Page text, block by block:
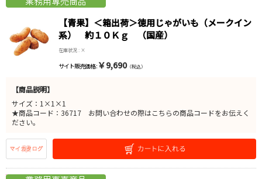
【青果】＜箱出荷＞徳用じゃがいも（メークイン
系） 約１０Ｋｇ （国産）
在庫状況 : ×
サイト販売価格 : ￥9,690（税込）
【商品説明】
サイズ：1×1×1
★商品コード：36717 お問い合わせの際はこちらの商品コードをお伝えく
ださい。